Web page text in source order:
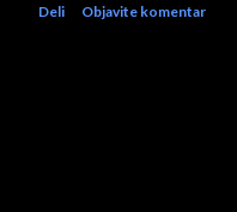
Deli Objavite komentar